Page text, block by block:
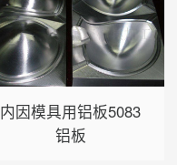
内因模具用铝板5083
铝板